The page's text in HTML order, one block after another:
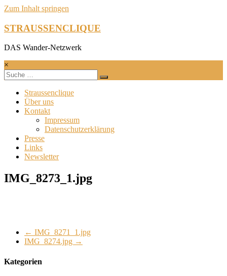
Zum Inhalt springen
STRAUSSENCLIQUE
DAS Wander-Netzwerk
×
Straussenclique
Über uns
Kontakt
Impressum
Datenschutzerklärung
Presse
Links
Newsletter
IMG_8273_1.jpg
← IMG_8271_1.jpg
IMG_8274.jpg →
Kategorien